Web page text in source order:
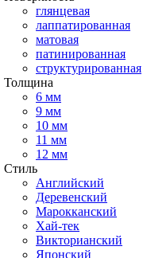
глянцевая
лаппатированная
матовая
патинированная
структурированная
Толщина
6 мм
9 мм
10 мм
11 мм
12 мм
Стиль
Английский
Деревенский
Марокканский
Хай-тек
Викторианский
Японский